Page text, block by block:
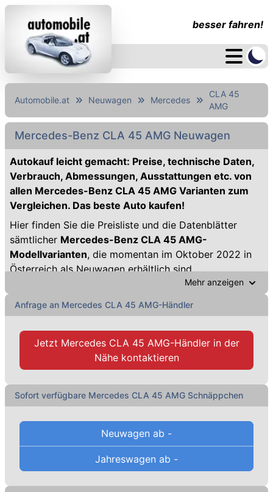
besser fahren!
Automobile.at Neuwagen Mercedes
CLA 45
AMG
Mercedes-Benz CLA 45 AMG Neuwagen
Autokauf leicht gemacht: Preise, technische Daten,
Verbrauch, Abmessungen, Ausstattungen etc. von
allen Mercedes-Benz CLA 45 AMG Varianten zum
Vergleichen. Das beste Auto kaufen!
Hier finden Sie die Preisliste und die Datenblätter
sämtlicher Mercedes-Benz CLA 45 AMG-
Modellvarianten, die momentan im Oktober 2022 in
Österreich als Neuwagen erhältlich sind.
Stöbern Sie auch in unserem Angebot an günstigen
Mercedes-Benz CLA 45 AMG Gebrauchtwagen
Mehr anzeigen
Anfrage an Mercedes CLA 45 AMG-Händler
Jetzt Mercedes CLA 45 AMG-Händlerin der
Nähe kontaktieren
Sofort verfügbare Mercedes CLA 45 AMG Schnäppchen
Neuwagen ab -
Jahreswagen ab -